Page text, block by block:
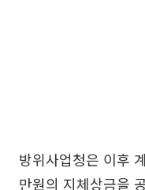
방위사업청은 이후
만원의 지체상금을